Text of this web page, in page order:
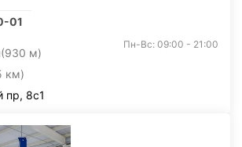
01
(930 м)
км)
Пн-Вс: 09:00 - 21:00
пр, 8с1